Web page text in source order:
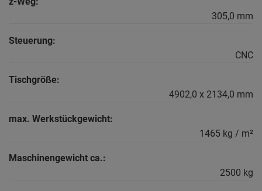
305,0 mm
Steuerung:
CNC
Tischgröße:
4902,0 x 2134,0 mm
max. Werkstückgewicht:
1465 kg / m²
Maschinengewicht ca.:
2500 kg